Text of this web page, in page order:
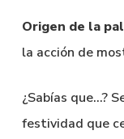
Origen de la
la acción de
¿Sabías que…?
festividad que